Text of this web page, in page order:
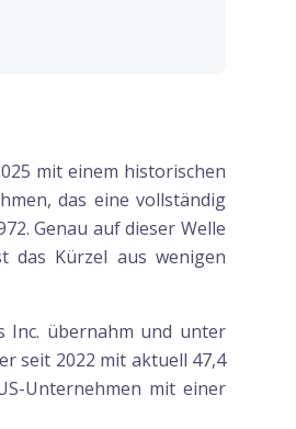
mit einem historischen
das eine vollständig
Genau auf dieser Welle
das Kürzel aus wenigen
Inc. übernahm und unter
seit 2022 mit aktuell 47,4
Unternehmen mit einer